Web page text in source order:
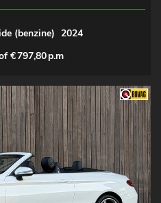
(benzine) 2024
€797,80p.m